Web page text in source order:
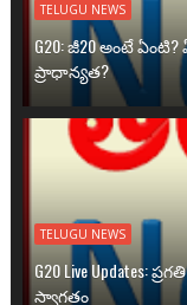
TELUGU NEWS
G20: జీ20 అంటే
ప్రాధాన్యత?
TELUGU NEWS
G20 Live
స్వాగతం